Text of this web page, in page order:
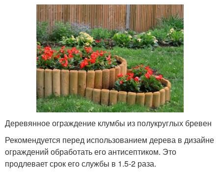
Деревянное ограждение клумбы из полукруглых бревен
Рекомендуется перед использованием дерева в дизайне
ограждений обработать его антисептиком. Это
продлевает срок его службы в 1.5-2 раза.